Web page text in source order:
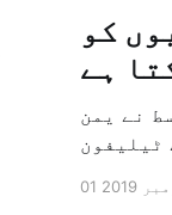
کو
ہے
نے یمن
ٹیلیفون
جاسکتا
2019